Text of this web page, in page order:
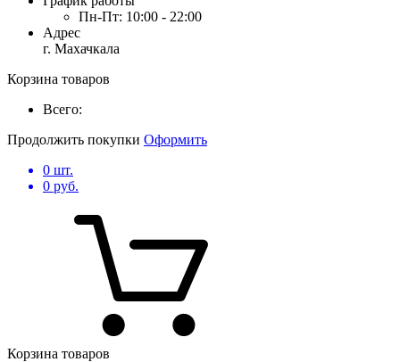
Пн-Пт: 10:00 - 22:00
Адрес
г. Махачкала
Корзина товаров
Всего:
Продолжить покупки Оформить
0 шт.
0 руб.
Корзина товаров